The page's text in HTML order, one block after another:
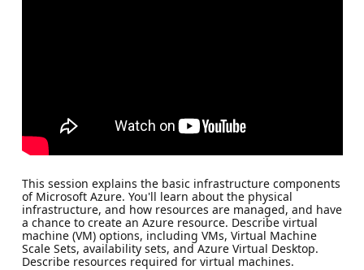
This session explains the basic infrastructure components
of Microsoft Azure. You'll learn about the physical
infrastructure, and how resources are managed, and have
a chance to create an Azure resource. Describe virtual
machine (VM) options, including VMs, Virtual Machine
Scale Sets, availability sets, and Azure Virtual Desktop.
Describe resources required for virtual machines.